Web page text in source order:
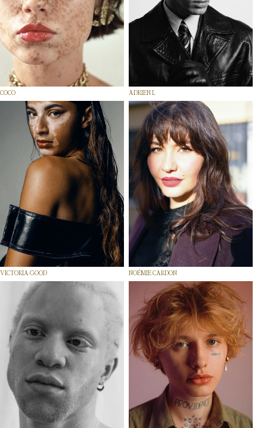
COCO ADRIEN L
VICTORIA GOOD NOÉMIE CARDON